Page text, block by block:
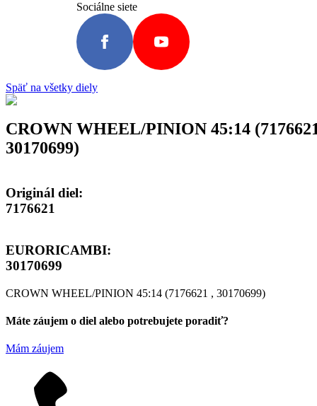
Sociálne siete
Späť na všetky diely
CROWN WHEEL/PINION 45:14
30170699)
Originál diel:
7176621
EURORICAMBI:
30170699
CROWN WHEEL/PINION 45:14 (7176621 , 30170699)
Máte záujem o diel alebo potrebujete poradiť?
Mám záujem